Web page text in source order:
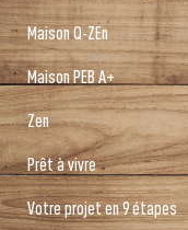
Maison Q-ZEn
Maison PEB A+
Zen
Prêt à vivre
Votre projet en 9 étapes